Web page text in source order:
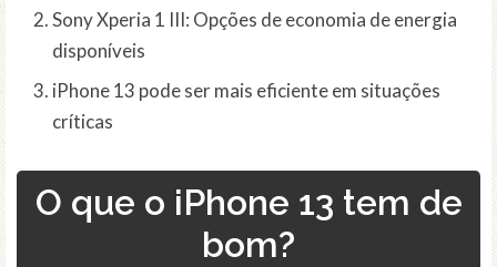
Sony Xperia 1 III: Opções de economia de energia
disponíveis
iPhone 13 pode ser mais eficiente em situações
críticas
O que o iPhone 13 tem de
bom?